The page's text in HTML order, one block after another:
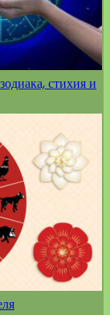
стихия и